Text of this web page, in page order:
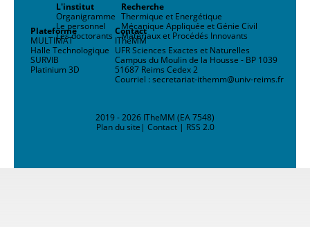
L'institut
Organigramme
Le personnel
Les doctorants
Recherche
Thermique et Energétique
Mécanique Appliquée et Génie Civil
Matériaux et Procédés Innovants
Plateforme
MULTIMAT
Halle Technologique
SURVIB
Platinium 3D
Contact
ITheMM
UFR Sciences Exactes et Naturelles
Campus du Moulin de la Housse - BP 1039
51687 Reims Cedex 2
Courriel : secretariat-ithemm@univ-reims.fr
2019 - 2026 ITheMM (EA 7548)
Plan du site | Contact| RSS 2.0